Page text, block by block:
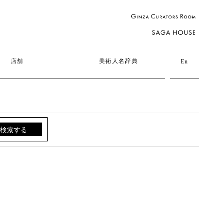
店舗 美術人名辞典 En